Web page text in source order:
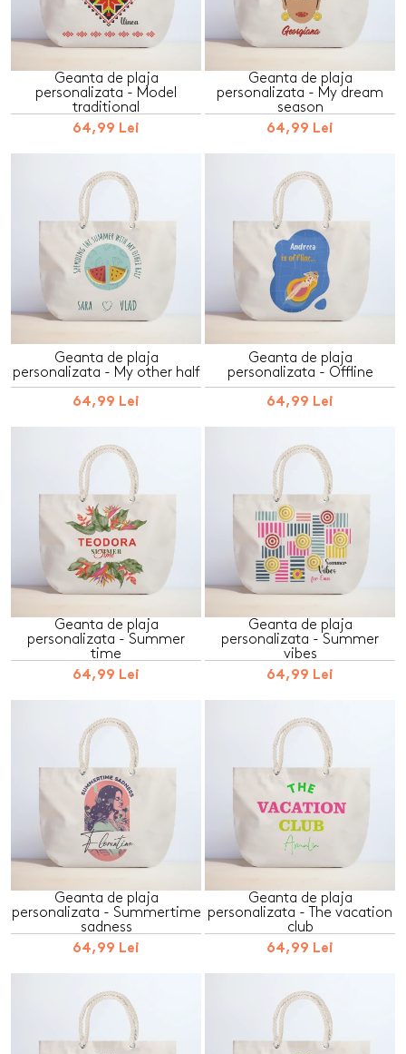
Geanta de plaja
personalizata - Model
traditional
64,99 Lei
Geanta de plaja
personalizata - My dream
season
64,99 Lei
Geanta de plaja
personalizata - My other half
64,99 Lei
Geanta de plaja
personalizata - Offline
64,99 Lei
Geanta de plaja
personalizata - Summer
time
64,99 Lei
Geanta de plaja
personalizata - Summer
vibes
64,99 Lei
Geanta de plaja
personalizata - Summertime
sadness
64,99 Lei
Geanta de plaja
personalizata - The vacation
club
64,99 Lei